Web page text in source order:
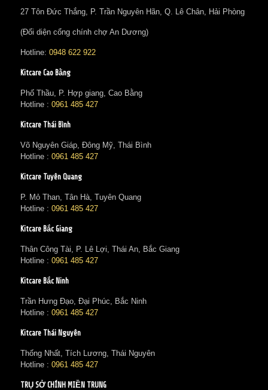
27 Tôn Đức Thắng, P. Trần Nguyên Hãn, Q. Lê Chân, Hải Phòng
(Đối diện cổng chính chợ An Dương)
Hotline: 0948 622 922
Kitcare Cao Bằng
Phố Thầu, P. Hợp giang, Cao Bằng
Hotline : 0961 485 427
Kitcare Thái Bình
Võ Nguyên Giáp, Đông Mỹ, Thái Bình
Hotline : 0961 485 427
Kitcare Tuyên Quang
P. Mỏ Than, Tân Hà, Tuyên Quang
Hotline : 0961 485 427
Kitcare Bắc Giang
Thân Công Tài, P. Lê Lợi, Thái An, Bắc Giang
Hotline : 0961 485 427
Kitcare Bắc Ninh
Trần Hưng Đạo, Đại Phúc, Bắc Ninh
Hotline : 0961 485 427
Kitcare Thái Nguyên
Thống Nhất, Tích Lương, Thái Nguyên
Hotline : 0961 485 427
TRỤ SỞ CHÍNH MIỀN TRUNG